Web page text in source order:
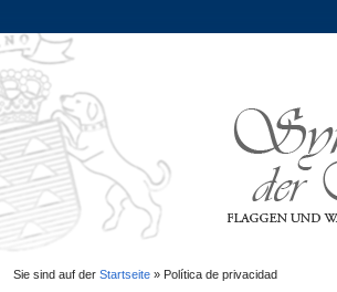
Sie sind auf der Startseite» Polí­tica de privacidad